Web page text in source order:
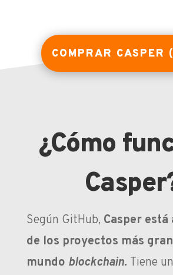
COMPRAR CASPER
¿Cómo
Según GitHub, Casper
de los proyectos más
mundo blockchain. Tiene